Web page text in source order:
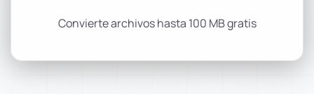
Convierte archivos hasta 100 MB gratis